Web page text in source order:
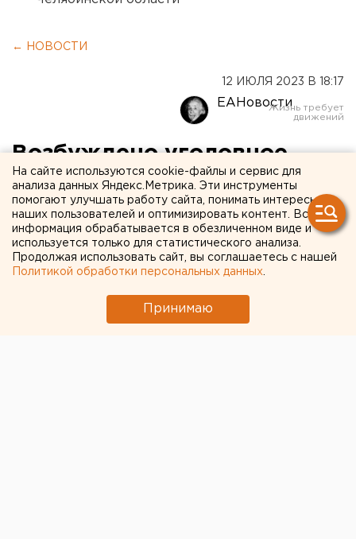
← НОВОСТИ
12 ИЮЛЯ 2023 В 18:17
ЕАНовости
Возбуждено уголовное
дело: вернуть земельные
участки муниципалитету
потребовали от жителей
Челябинской области
На сайте используются cookie-файлы и сервис для
анализа данных Яндекс.Метрика. Эти инструменты
помогают улучшать работу сайта, понимать интересы
наших пользователей и оптимизировать контент. Вся
информация обрабатывается в обезличенном виде и
используется только для статистического анализа.
Продолжая использовать сайт, вы соглашаетесь с нашей
Политикой обработки персональных данных
Принимаю